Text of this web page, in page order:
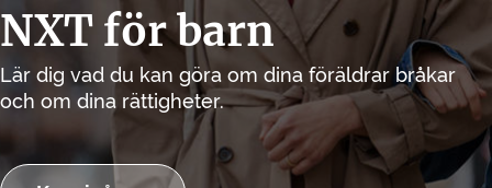
NXT för barn
Lär dig vad du kan göra om dina föräldrar bråkar
och om dina rättigheter.